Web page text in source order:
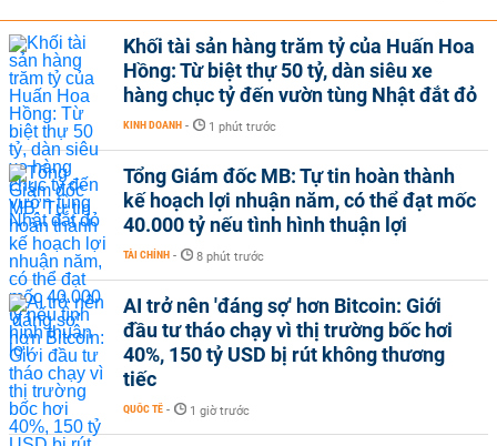
Khối tài sản hàng trăm tỷ của Huấn Hoa
Hồng: Từ biệt thự 50 tỷ, dàn siêu xe
hàng chục tỷ đến vườn tùng Nhật đắt đỏ
KINH DOANH - 1 phút trước
Tổng Giám đốc MB: Tự tin hoàn thành
kế hoạch lợi nhuận năm, có thể đạt mốc
40.000 tỷ nếu tình hình thuận lợi
TÀI CHÍNH - 8 phút trước
AI trở nên 'đáng sợ' hơn Bitcoin: Giới
đầu tư tháo chạy vì thị trường bốc hơi
40%, 150 tỷ USD bị rút không thương
tiếc
QUỐC TẾ - 1 giờ trước